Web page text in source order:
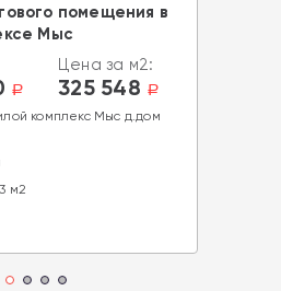
помещения в
Мыс
a
Цена за м2:
325 548 a
комплекс Мыс д.дом
м2